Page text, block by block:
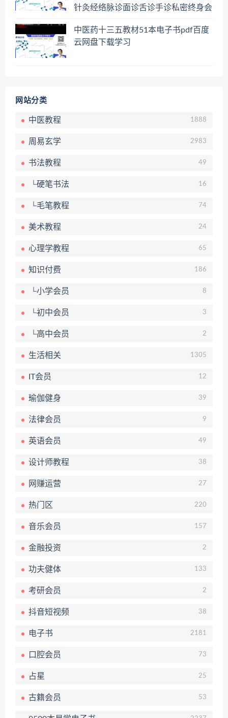
针灸经络脉诊面诊舌诊手诊私密终身会
中医药十三五教材51本电子书pdf百度
云网盘下载学习
网站分类
中医教程 1888
周易玄学 2983
书法教程 49
└硬笔书法 16
└毛笔教程 74
美术教程 24
心理学教程 65
知识付费 186
└小学会员 8
└初中会员 3
└高中会员 2
生活相关 1305
IT会员 12
瑜伽健身 39
法律会员 9
英语会员 49
设计师教程 38
网赚运营 27
热门区 220
音乐会员 157
金融投资 2
功夫健体 133
考研会员 2
抖音短视频 38
电子书 2181
口腔会员 73
占星 25
古籍会员 53